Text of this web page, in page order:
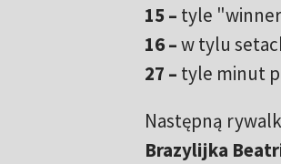
15 – tyle
16 –w tylu
27 – tyle minut
Następną
Brazylijka